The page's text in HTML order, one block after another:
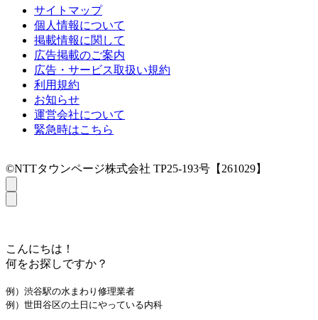
サイトマップ
個人情報について
掲載情報に関して
広告掲載のご案内
広告・サービス取扱い規約
利用規約
お知らせ
運営会社について
緊急時はこちら
©NTTタウンページ株式会社 TP25-193号【261029】
こんにちは！
何をお探しですか？
例）渋谷駅の水まわり修理業者
例）世田谷区の土日にやっている内科